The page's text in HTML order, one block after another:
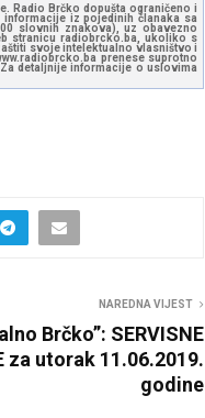
Radio Brčko dopušta ograničeno i
iz pojedinih članaka sa
slovnih znakova), uz obavezno
stranicu radiobrcko.ba, ukoliko s
svoje intelektualno vlasništvo i
prenese suprotno
detaljnije informacije o uslovima
NAREDNA VIJEST
Brčko”: SERVISNE
za utorak 11.06.2019.
godine